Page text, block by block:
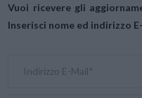
Vuoi ricevere gli
Inserisci nome ed indirizzo